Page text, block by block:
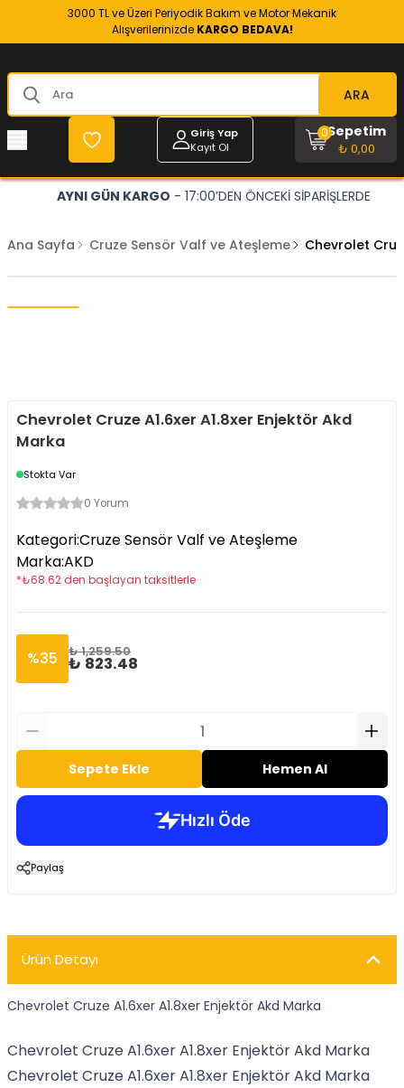
3000 TL ve Üzeri Periyodik Bakım ve Motor Mekanik
Alışverilerinizde KARGO BEDAVA!
ARA
Giriş Yap
Kayıt Ol
Sepetim
₺ 0,00
0
AYNI GÜN KARGO - 17:00’DEN ÖNCEKİ SİPARİŞLERDE
Ana Sayfa Cruze Sensör Valf ve Ateşleme Chevrolet
Chevrolet Cruze A1.6xer A1.8xer Enjektör Akd
Marka
Stokta Var
0 Yorum
Kategori:Cruze Sensör Valf ve Ateşleme
Marka:AKD
*₺68.62 den başlayan taksitlerle
%35 ₺ 1,259.50
₺ 823.48
Sepete Ekle Hemen Al
Paylaş
Ürün Detayı
Chevrolet Cruze A1.6xer A1.8xer Enjektör Akd Marka
Chevrolet Cruze A1.6xer A1.8xer Enjektör Akd Marka
Chevrolet Cruze A1.6xer A1.8xer Enjektör Akd Marka